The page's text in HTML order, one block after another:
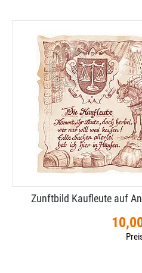
Zunftbild Kaufleute auf